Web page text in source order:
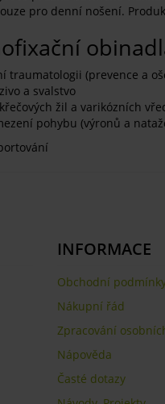
pro denní nošení.
traumatologii (prevence a
a svalstvo
žil a varikózních
pohybu (výronů a
INFORMACE
Obchodní
Nákupní řád
Zpracování
Nápověda
Časté dotazy